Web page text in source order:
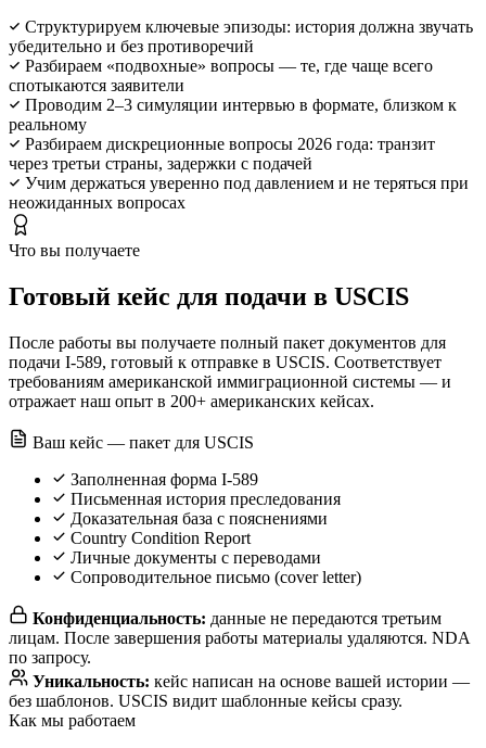
Структурируем ключевые эпизоды: история должна звучать
убедительно и без противоречий
Разбираем «подвохные» вопросы — те, где чаще всего
спотыкаются заявители
Проводим 2–3 симуляции интервью в формате, близком к
реальному
Разбираем дискреционные вопросы 2026 года: транзит
через третьи страны, задержки с подачей
Учим держаться уверенно под давлением и не теряться при
неожиданных вопросах
Что вы получаете
Готовый кейс для подачи в USCIS
После работы вы получаете полный пакет документов для
подачи I-589, готовый к отправке в USCIS. Соответствует
требованиям американской иммиграционной системы — и
отражает наш опыт в 200+ американских кейсах.
Ваш кейс — пакет для USCIS
Заполненная форма I-589
Письменная история преследования
Доказательная база с пояснениями
Country Condition Report
Личные документы с переводами
Сопроводительное письмо (cover letter)
Конфиденциальность: данные не передаются третьим
лицам. После завершения работы материалы удаляются. NDA
по запросу.
Уникальность: кейс написан на основе вашей истории —
без шаблонов. USCIS видит шаблонные кейсы сразу.
Как мы работаем